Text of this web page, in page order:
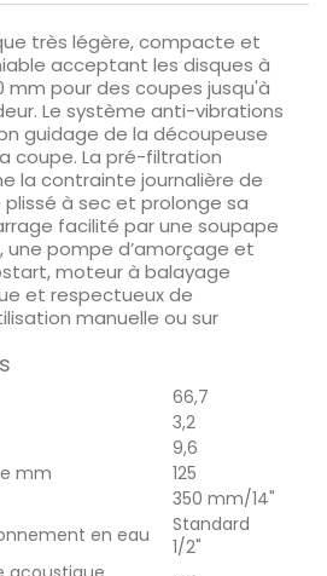
très légère, compacte et
acceptant les disques à
pour des coupes jusqu'à
Le système anti-vibrations
guidage de la découpeuse
coupe. La pré-filtration
la contrainte journalière de
à sec et prolonge sa
facilité par une soupape
une pompe d’amorçage et
moteur à balayage
et respectueux de
manuelle ou sur
66,7
3,2
9,6
mm
125
350 mm/14"
en eau
Standard
1/2"